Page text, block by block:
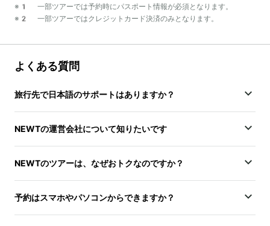
※1 一部ツアーでは予約時にパスポート情報が必須となります。
※2 一部ツアーではクレジットカード決済のみとなります。
よくある質問
旅行先で日本語のサポートはありますか？
NEWTの運営会社について知りたいです
NEWTのツアーは、なぜおトクなのですか？
予約はスマホやパソコンからできますか？